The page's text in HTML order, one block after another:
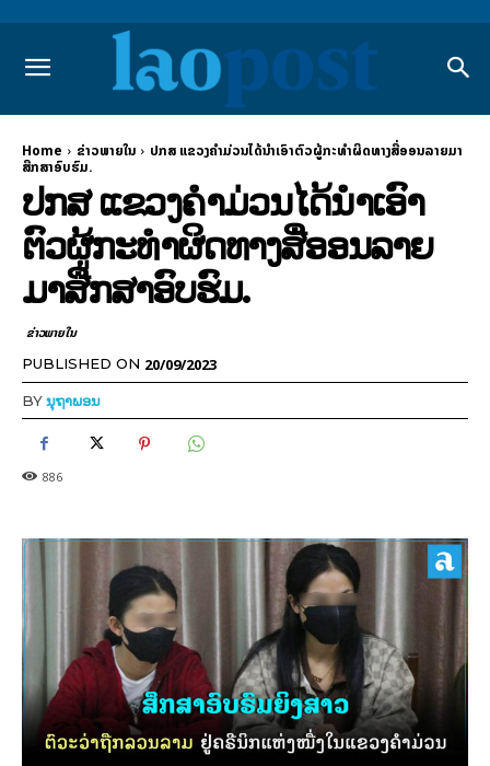
Home ຂ່າວພາຍ​ໃນ
ປກສ ແຂວງຄຳມ່ວນໄດ້ນຳເອົາຕົວຜູ້ກະທຳຜິດທາງສື່ອອນລາຍມາ
ສືກສາອົບຮົມ.
ປກສ ແຂວງຄຳມ່ວນໄດ້ນຳເອົາ
ຕົວຜູ້ກະທຳຜິດທາງສື່ອອນລາຍ
ມາສືກສາອົບຮົມ.
ຂ່າວພາຍ​ໃນ
PUBLISHED ON 20/09/2023
BYນຸຖາພອນ
886